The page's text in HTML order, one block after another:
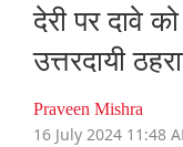
देरी पर दावे
उत्तरदायी
Praveen Mishra
16 July 2024 11:48